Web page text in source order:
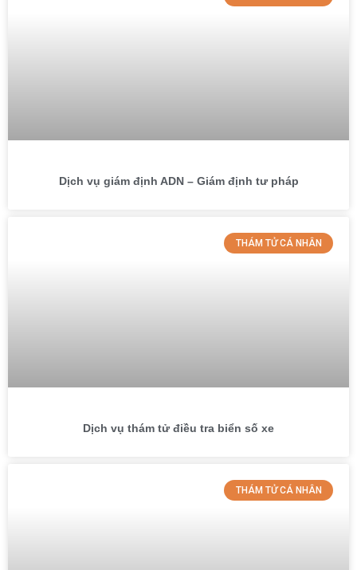
Dịch vụ giám định ADN – Giám định tư pháp
THÁM TỬ CÁ NHÂN
Dịch vụ thám tử điều tra biển số xe
THÁM TỬ CÁ NHÂN